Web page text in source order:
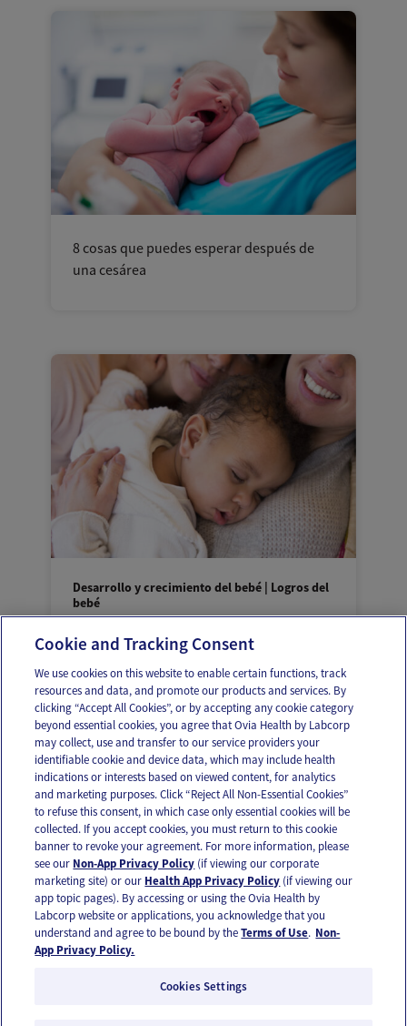
8 cosas que puedes esperar después de
una cesárea
Desarrollo y crecimiento del bebé | Logros del
bebé
haber sabido hace 4 meses
OUR APPS
FOLLOW US
Privacy Policy
Cookie and Tracking Consent
We use cookies on this website to enable certain functions, track
resources and data, and promote our products and services. By
clicking “Accept All Cookies”, or by accepting any cookie category
beyond essential cookies, you agree that Ovia Health by Labcorp
may collect, use and transfer to our service providers your
identifiable cookie and device data, which may include health
indications or interests based on viewed content, for analytics
and marketing purposes. Click “Reject All Non-Essential Cookies”
to refuse this consent, in which case only essential cookies will be
collected. If you accept cookies, you must return to this cookie
banner to revoke your agreement. For more information, please
see our Non-App Privacy Policy (if viewing our corporate
marketing site) or our Health App Privacy Policy (if viewing our
app topic pages). By accessing or using the Ovia Health by
Labcorp website or applications, you acknowledge that you
understand and agree to be bound by theTerms of Use. Non-
App Privacy Policy.
Cookies Settings